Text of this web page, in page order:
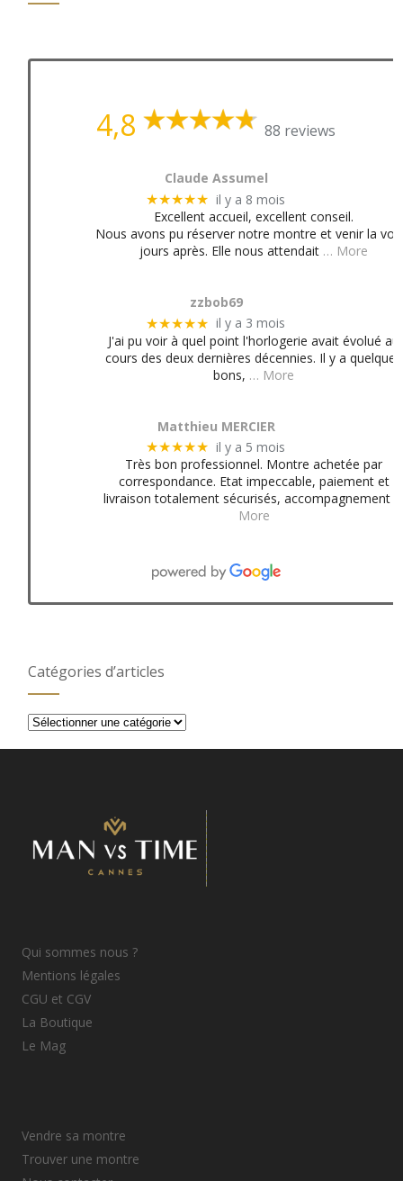
4,8 88 reviews
Claude Assumel
★★★★★ il y a 8 mois
Excellent accueil, excellent conseil.
Nous avons pu réserver notre montre et venir la
jours après. Elle nous attendait … More
zzbob69
★★★★★ il y a 3 mois
J'ai pu voir à quel point l'horlogerie avait évolué au
cours des deux dernières décennies. Il y a quelques
bons, … More
Matthieu MERCIER
★★★★★ il y a 5 mois
Très bon professionnel. Montre achetée par
correspondance. Etat impeccable, paiement et
livraison totalement sécurisés, accompagnement
More
Catégories d’articles
Catégories
Qui sommes nous ?
Mentions légales
CGU et CGV
La Boutique
Le Mag
Vendre sa montre
Trouver une montre